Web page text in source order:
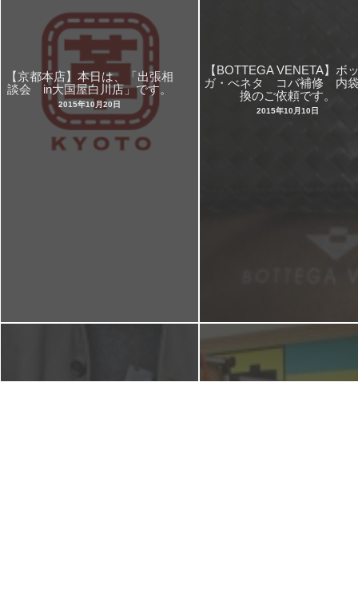
【京都本店】本日は、「出張相
談会 in大国屋白川店」です。
2015年10月20日
【BOTTEGA VENETA】ボ
ガ・べネタ コバ補修 内
換のご依頼です。
2015年10月10日